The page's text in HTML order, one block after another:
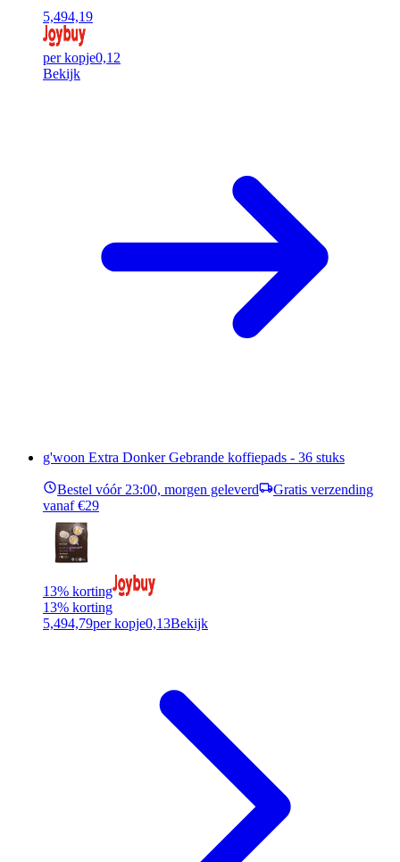
5,494,19
per kopje0,12
Bekijk
g'woon Extra Donker Gebrande koffiepads - 36 stuks
Bestel vóór 23:00, morgen geleverd
Gratis verzending
vanaf €29
13% korting
13% korting
5,494,79per kopje0,13Bekijk